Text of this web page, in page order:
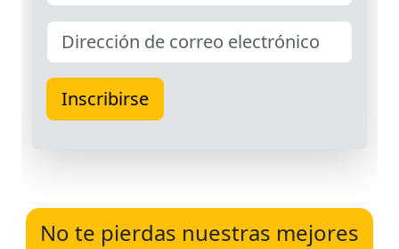
No te pierdas nuestras mejores